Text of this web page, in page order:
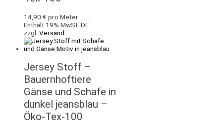
14,90 € pro Meter
Enthält 19% MwSt. DE
zzgl. Versand
Jersey Stoff –
Bauernhoftiere
Gänse und Schafe in
dunkel jeansblau –
Öko-Tex-100